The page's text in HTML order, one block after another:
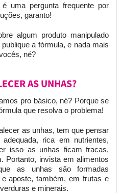
uma pergunta frequente por
garanto!
algum produto manipulado
a fórmula, e nada mais
né?
AS UNHAS?
pro básico, né? Porque se
que resolva o problema!
as unhas, tem que pensar
rica em nutrientes,
isso as unhas ficam fracas,
Portanto, invista em alimentos
as unhas são formadas
aposte, também, em frutas e
e minerais.